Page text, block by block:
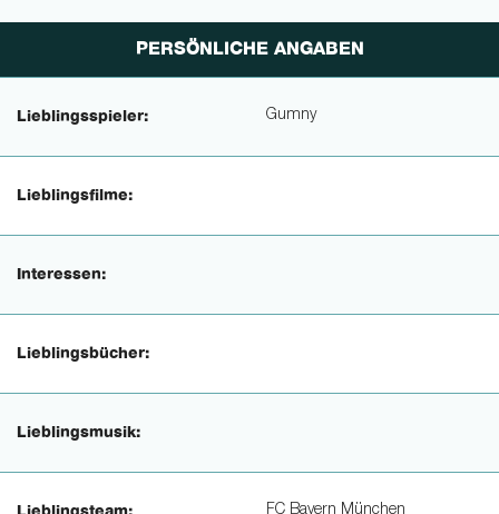
PERSÖNLICHE ANGABEN
Lieblingsspieler: Gumny
Lieblingsfilme:
Interessen:
Lieblingsbücher:
Lieblingsmusik:
FC Bayern München